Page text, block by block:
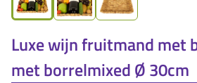
Luxe wijn fruitmand met
met borrelmixed Ø 30cm